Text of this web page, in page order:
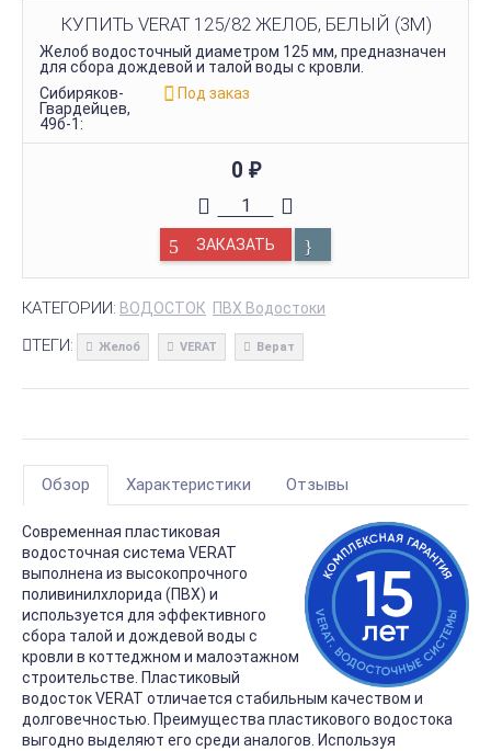
КУПИТЬ VERAT 125/82 ЖЕЛОБ, БЕЛЫЙ (3М)
Желоб водосточный диаметром 125 мм, предназначен
для сбора дождевой и талой воды с кровли.
Сибиряков-
Гвардейцев,
49б-1:
Под заказ
0 ₽
ЗАКАЗАТЬ
КАТЕГОРИИ: ВОДОСТОК ПВХ Водостоки
ТЕГИ: Желоб VERAT Верат
Обзор Характеристики Отзывы
Современная пластиковая
водосточная система VERAT
выполнена из высокопрочного
поливинилхлорида (ПВХ) и
используется для эффективного
сбора талой и дождевой воды с
кровли в коттеджном и малоэтажном
строительстве. Пластиковый
водосток VERAT отличается стабильным качеством и
долговечностью. Преимущества пластикового водостока
выгодно выделяют его среди аналогов. Используя